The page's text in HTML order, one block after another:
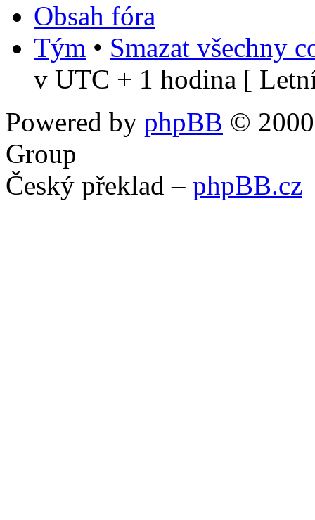
Obsah fóra
Tým • Smazat všechny
v UTC + 1 hodina [
Powered by phpBB ©
Group
Český překlad – phpBB.cz